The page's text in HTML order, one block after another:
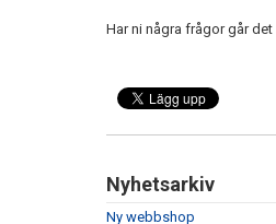
Har ni några frågor går
Nyhetsarkiv
Ny webbshop